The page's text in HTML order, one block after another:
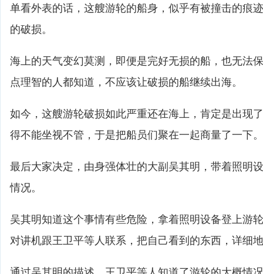
单看外表的话，这艘游轮的船身，似乎有被撞击的痕
的破损。
海上的天气变幻莫测，即便是完好无损的船，也无法
点理智的人都知道，不应该让破损的船继续出海。
如今，这艘游轮破损如此严重还在海上，肯定是出现
得不能坐视不管，于是把船员们聚在一起商量了一下。
最后大家决定，由身强体壮的大副吴其明，带着照明
情况。
吴其明知道这个事情有些危险，拿着照明设备登上游
对讲机跟王卫平等人联系，把自己看到的东西，详细